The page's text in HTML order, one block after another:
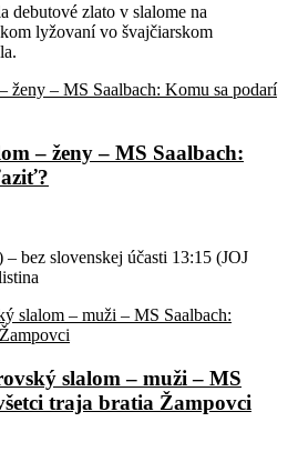
debutové zlato v slalome na
lyžovaní vo švajčiarskom
– ženy – MS Saalbach:
bez slovenskej účasti 13:15 (JOJ
slalom – muži – MS
traja bratia Žampovci